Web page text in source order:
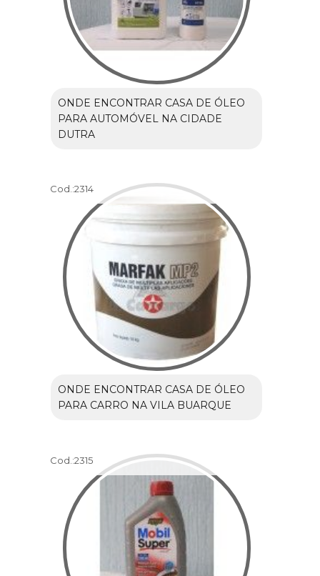
ONDE ENCONTRAR CASA DE ÓLEO
PARA AUTOMÓVEL NA CIDADE
DUTRA
Cod.:2314
ONDE ENCONTRAR CASA DE ÓLEO
PARA CARRO NA VILA BUARQUE
Cod.:2315